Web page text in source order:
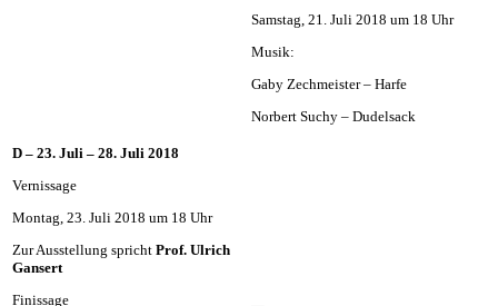
Samstag, 21. Juli 2018 um 18 Uhr
Musik:
Gaby Zechmeister – Harfe
Norbert Suchy – Dudelsack
D – 23. Juli – 28. Juli 2018
Vernissage
Montag, 23. Juli 2018 um 18 Uhr
Zur Ausstellung spricht Prof. Ulrich
Gansert
Finissage